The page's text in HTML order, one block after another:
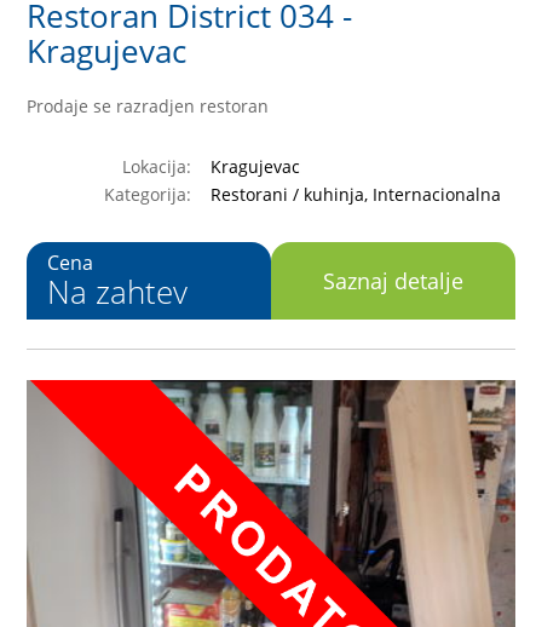
Restoran District 034 -
Kragujevac
Prodaje se razradjen restoran
Lokacija:
Kragujevac
Kategorija:
Restorani / kuhinja, Internacionalna
Cena
Na zahtev Saznaj detalje